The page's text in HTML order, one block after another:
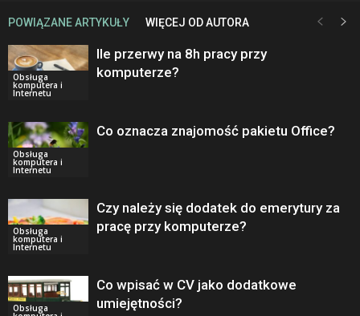
POWIĄZANE ARTYKUŁY WIĘCEJ OD AUTORA
Obsługa
komputera i
Internetu
Ile przerwy na 8h pracy przy
komputerze?
Obsługa
komputera i
Internetu
Co oznacza znajomość pakietu Office?
Obsługa
komputera i
Internetu
Czy należy się dodatek do emerytury za
pracę przy komputerze?
Obsługa
Co wpisać w CV jako dodatkowe
umiejętności?